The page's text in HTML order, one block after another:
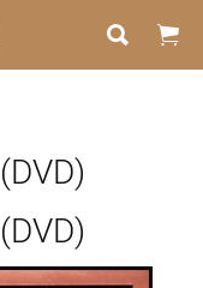
 